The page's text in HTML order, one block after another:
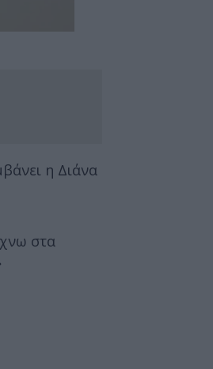
η Διάνα
στα